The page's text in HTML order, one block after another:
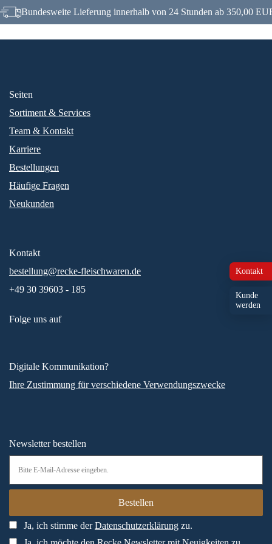
Bundesweite Lieferung innerhalb von 24 Stunden ab 350,00
Kontakt
Kunde
werden
Seiten
Sortiment & Services
Team & Kontakt
Karriere
Bestellungen
Häufige Fragen
Neukunden
Kontakt
bestellung@recke-fleischwaren.de
+49 30 39603 - 185
Folge uns auf
Digitale Kommunikation?
Ihre Zustimmung für verschiedene Verwendungszwecke
Newsletter bestellen
Ja, ich stimme derDatenschutzerklärung zu.